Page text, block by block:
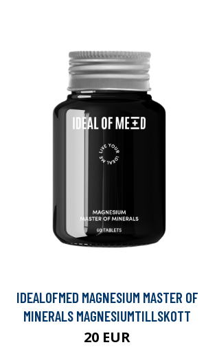
IDEALOFMED MAGNESIUM MASTER OF
MINERALS MAGNESIUMTILLSKOTT
20 EUR